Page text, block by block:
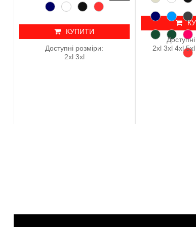
КУПИТИ
Доступні розміри:
2xl 3xl
2xl 3xl 4xl